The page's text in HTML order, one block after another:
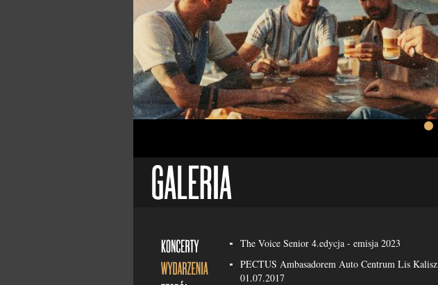
The Voice Senior 4.edycja - emisja 2023
PECTUS Ambasadorem Auto Centrum Lis Kalisz
01.07.2017